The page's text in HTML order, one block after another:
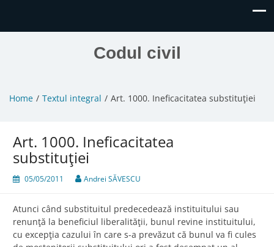
Codul civil
Home Textul integral Art. 1000. Ineficacitatea substituţiei
Art. 1000. Ineficacitatea
substituţiei
05/05/2011 Andrei SĂVESCU
Atunci când substituitul predecedează instituitului sau
renunţă la beneficiul liberalităţii, bunul revine instituitului,
cu excepţia cazului în care s-a prevăzut că bunul va fi cules